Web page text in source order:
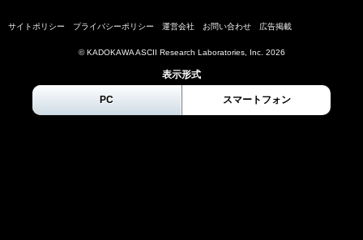
サイトポリシー プライバシーポリシー 運営会社 お問い合わせ 広告掲載
© KADOKAWA ASCII Research Laboratories, Inc. 2026
表示形式
PC スマートフォン